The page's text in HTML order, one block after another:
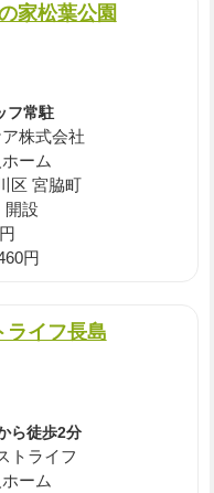
家松葉公園
フ常駐
株式会社
ーム
区 宮脇町
開設
円
ライフ長島
ら徒歩2分
トライフ
ーム